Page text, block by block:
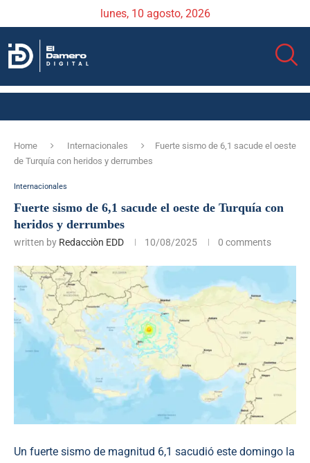
lunes, 10 agosto, 2026
Home Internacionales
Fuerte sismo de 6,1 sacude el oeste
de Turquía con heridos y derrumbes
Internacionales
Fuerte sismo de 6,1 sacude el oeste de Turquía con
heridos y derrumbes
written by Redacciòn EDD 10/08/2025 0 comments
Un fuerte sismo de magnitud 6,1 sacudió este domingo la